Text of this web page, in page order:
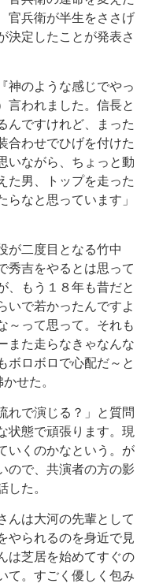
官兵衛が半生をささげ
決定したことが発表さ
神のような感じでやっ
言われました。信長と
んですけれど、まった
合わせでひげを付けた
いながら、ちょっと動
た男、トップを走った
なと思っています」
が二度目となる竹中
秀吉をやるとは思って
、もう１８年も昔だと
いで若かったんですよ
～って思って。それも
また走らなきゃなんな
ボロボロで心配だ～と
せた。
れで演じる？」と質問
状態で頑張ります。現
いくのかなという。が
ので、共演者の方の影
した。
んは大河の先輩として
やられるのを身近で見
は芝居を始めてすぐの
て。すごく優しく包み